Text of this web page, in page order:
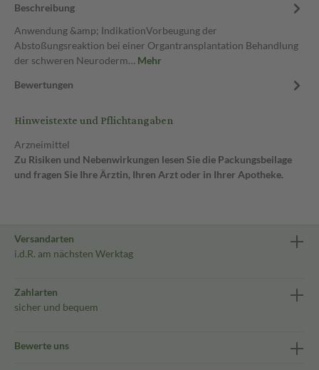
Beschreibung
Anwendung &amp; IndikationVorbeugung der
Abstoßungsreaktion bei einer Organtransplantation Behandlung
der schweren Neuroderm… Mehr
Bewertungen
Hinweistexte und Pflichtangaben
Arzneimittel
Zu Risiken und Nebenwirkungen lesen Sie die Packungsbeilage
und fragen Sie Ihre Ärztin, Ihren Arzt oder in Ihrer Apotheke.
Versandarten
i.d.R. am nächsten Werktag
Zahlarten
sicher und bequem
Bewerte uns